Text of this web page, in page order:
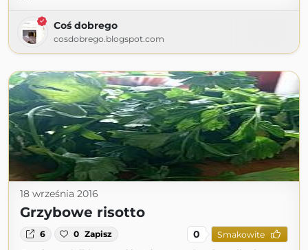
Coś dobrego
cosdobrego.blogspot.com
18 września 2016
Grzybowe risotto
6 0 Zapisz 0 Smakowite